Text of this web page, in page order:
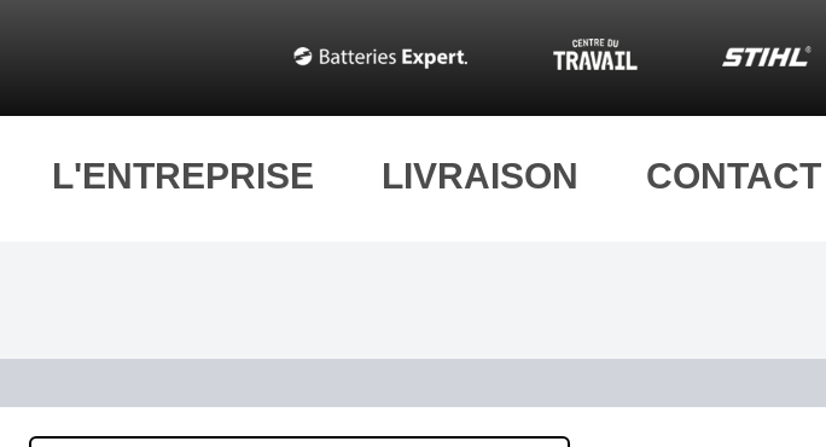
L'ENTREPRISE LIVRAISON CONTACT